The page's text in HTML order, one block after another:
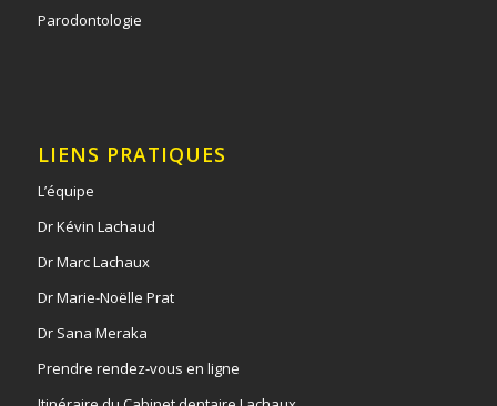
Parodontologie
LIENS PRATIQUES
L’équipe
Dr Kévin Lachaud
Dr Marc Lachaux
Dr Marie-Noëlle Prat
Dr Sana Meraka
Prendre rendez-vous en ligne